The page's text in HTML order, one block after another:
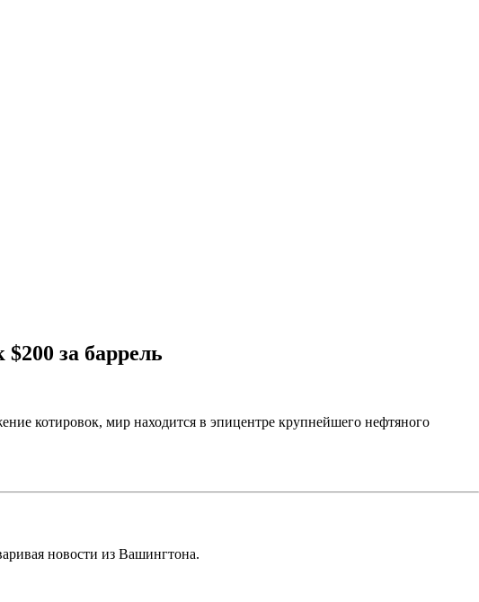
за баррель
котировок, мир находится в эпицентре крупнейшего нефтяного
новости из Вашингтона.